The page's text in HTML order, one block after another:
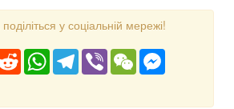
у соціальній мережі!
RedditWhatsAppTelegram
Viber WeChat